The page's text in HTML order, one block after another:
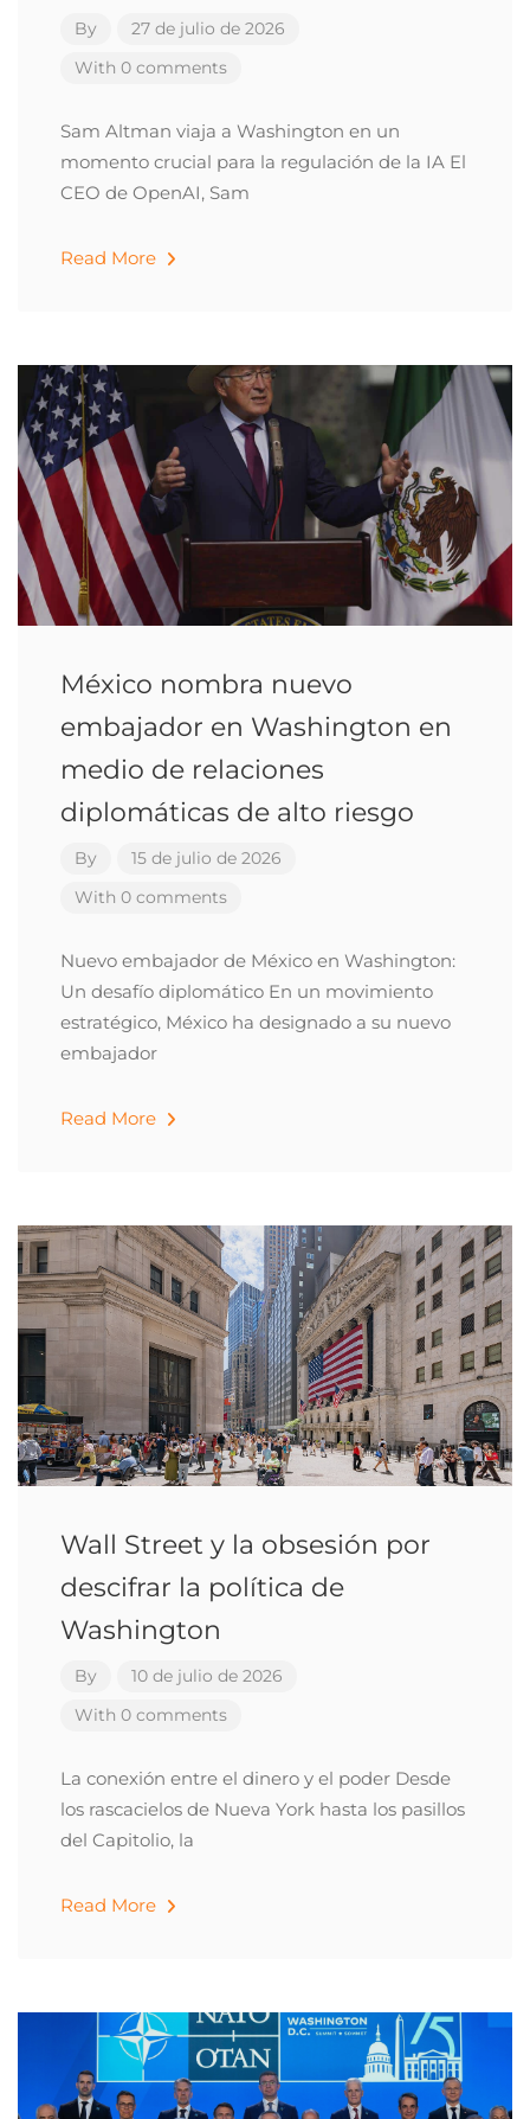
By
27 de julio de 2026
With 0 comments
Sam Altman viaja a Washington en un
momento crucial para la regulación de la IA El
CEO de OpenAI, Sam
Read More
México nombra nuevo
embajador en Washington en
medio de relaciones
diplomáticas de alto riesgo
By
15 de julio de 2026
With 0 comments
Nuevo embajador de México en Washington:
Un desafío diplomático En un movimiento
estratégico, México ha designado a su nuevo
embajador
Read More
Wall Street y la obsesión por
descifrar la política de
Washington
By
10 de julio de 2026
With 0 comments
La conexión entre el dinero y el poder Desde
los rascacielos de Nueva York hasta los pasillos
del Capitolio, la
Read More